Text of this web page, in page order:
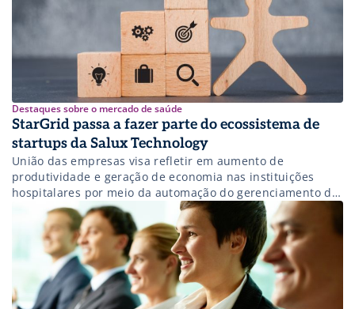
Destaques sobre o mercado de saúde
StarGrid passa a fazer parte do ecossistema de
startups da Salux Technology
União das empresas visa refletir em aumento de
produtividade e geração de economia nas instituições
hospitalares por meio da automação do gerenciamento de
escalas de trabalho usando a inteligência artificial